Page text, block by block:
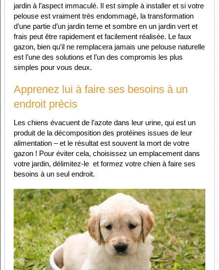
jardin à l’aspect immaculé. Il est simple à installer et si votre
pelouse est vraiment très endommagé, la transformation
d’une partie d’un jardin terne et sombre en un jardin vert et
frais peut être rapidement et facilement réalisée. Le faux
gazon, bien qu’il ne remplacera jamais une pelouse naturelle
est l’une des solutions et l’un des compromis les plus
simples pour vous deux.
Apprenez lui à faire ses besoins à un
endroit précis
Les chiens évacuent de l’azote dans leur urine, qui est un
produit de la décomposition des protéines issues de leur
alimentation – et le résultat est souvent la mort de votre
gazon ! Pour éviter cela, choisissez un emplacement dans
votre jardin, délimitez-le et formez votre chien à faire ses
besoins à un seul endroit.